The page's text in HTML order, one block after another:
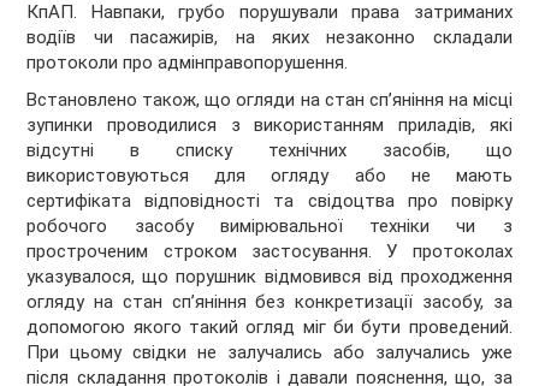
КпАП. Навпаки, грубо порушували права затриманих
водіїв чи пасажирів, на яких незаконно складали
протоколи про адмінправопорушення.
Встановлено також, що огляди на стан сп’яніння на місці
зупинки проводилися з використанням приладів, які
відсутні в списку технічних засобів, що
використовуються для огляду або не мають
сертифіката відповідності та свідоцтва про повірку
робочого засобу вимірювальної техніки чи з
простроченим строком застосування. У протоколах
указувалося, що порушник відмовився від проходження
огляду на стан сп’яніння без конкретизації засобу, за
допомогою якого такий огляд міг би бути проведений.
При цьому свідки не залучались або залучались уже
після складання протоколів і давали пояснення, що, за